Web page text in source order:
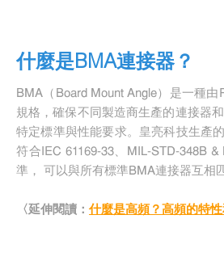
什麼是BMA連接器？
BMA（Board Mount Angle）是一種
規格，確保不同製造商生產的連接器
特定標準與性能要求。皇亮科技生產
符合IEC 61169-33、MIL-STD-348B
準， 可以與所有標準BMA連接器互相
〈延伸閱讀： 什麼是高頻？高頻的特